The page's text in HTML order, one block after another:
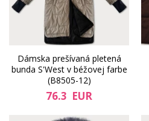
Dámska prešívaná pletená
bunda S'West v béžovej farbe
(B8505-12)
76.3 EUR